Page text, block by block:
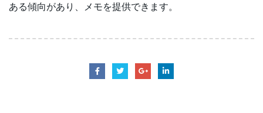
ある傾向があり、メモを提供できます。